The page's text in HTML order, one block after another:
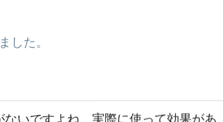
した。
いですよね。実際に使って効果があ